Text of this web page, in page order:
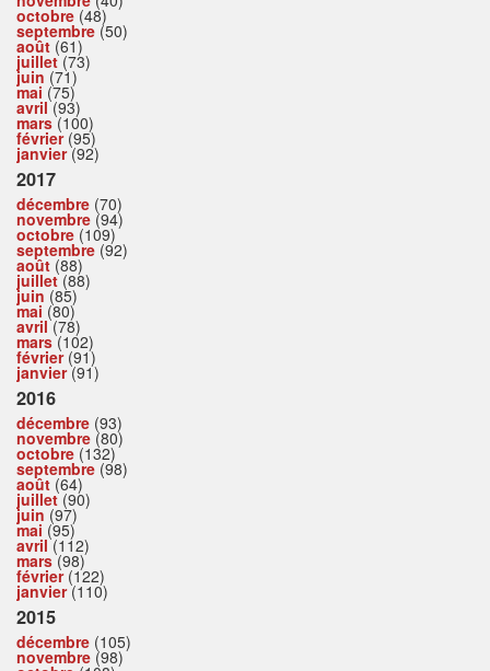
octobre (48)
septembre (50)
août (61)
juillet(73)
juin (71)
mai (75)
avril(93)
mars(100)
février(95)
janvier(92)
2017
décembre (70)
novembre (94)
octobre (109)
septembre (92)
août (88)
juillet(88)
juin (85)
mai (80)
avril(78)
mars(102)
février(91)
janvier(91)
2016
décembre (93)
novembre (80)
octobre (132)
septembre (98)
août (64)
juillet(90)
juin (97)
mai (95)
avril(112)
mars(98)
février(122)
janvier(110)
2015
décembre (105)
novembre (98)